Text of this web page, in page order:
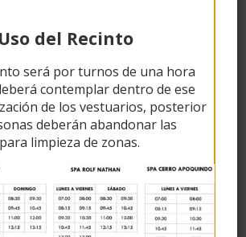
2Tec Sistemas SPA| Todos
FacebookInstagramYouTubeWhatsApp
Correo
electrónico
Uso del Recinto
será por turnos de una hora
contemplar dentro de ese
de los vestuarios, posterior
deberán abandonar las
limpieza de zonas.